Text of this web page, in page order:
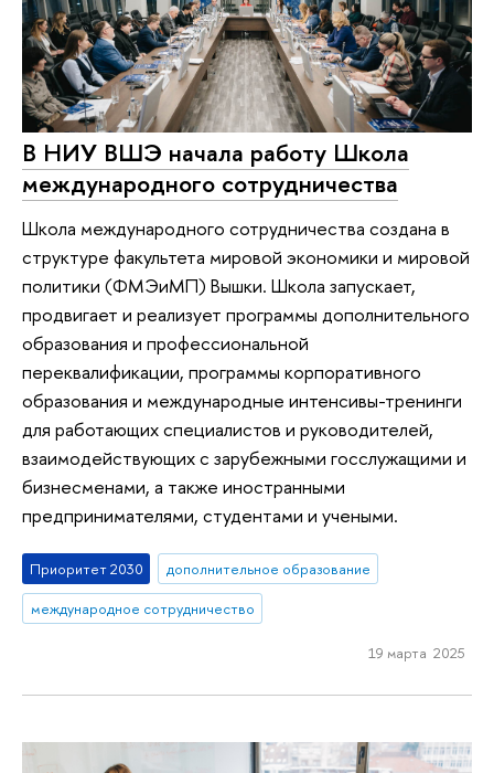
В НИУ ВШЭ начала работу Школа
международного сотрудничества
Школа международного сотрудничества создана в
структуре факультета мировой экономики и мировой
политики (ФМЭиМП) Вышки. Школа запускает,
продвигает и реализует программы дополнительного
образования и профессиональной
переквалификации, программы корпоративного
образования и международные интенсивы-тренинги
для работающих специалистов и руководителей,
взаимодействующих с зарубежными госслужащими и
бизнесменами, а также иностранными
предпринимателями, студентами и учеными.
Приоритет 2030
дополнительное образование
международное сотрудничество
19 марта 2025